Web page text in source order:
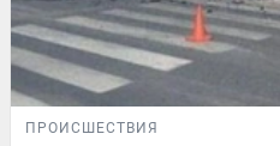
ПРОИСШЕСТВИЯ